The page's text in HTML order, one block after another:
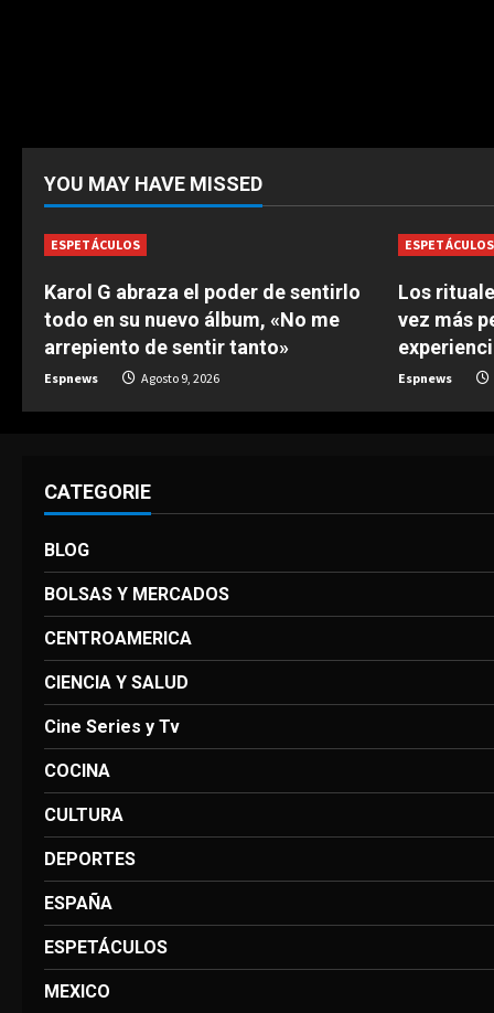
YOU MAY HAVE MISSED
ESPETÁCULOS
Karol G abraza el poder de sentirlo
todo en su nuevo álbum, «No me
arrepiento de sentir tanto»
Espnews Agosto 9, 2026
ESPETÁCULOS
Los
vez más
Espnews
CATEGORIE
BLOG
BOLSAS Y MERCADOS
CENTROAMERICA
CIENCIA Y SALUD
Cine Series y Tv
COCINA
CULTURA
DEPORTES
ESPAÑA
ESPETÁCULOS
MEXICO